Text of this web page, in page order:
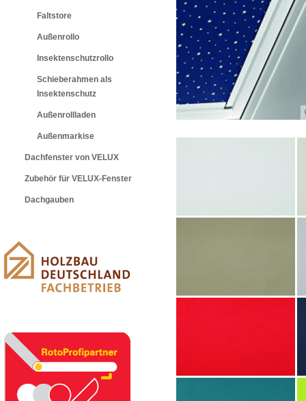
Faltstore
Außenrollo
Insektenschutzrollo
Schieberahmen als
Insektenschutz
Außenrollladen
Außenmarkise
Dachfenster von VELUX
Zubehör für VELUX-Fenster
Dachgauben